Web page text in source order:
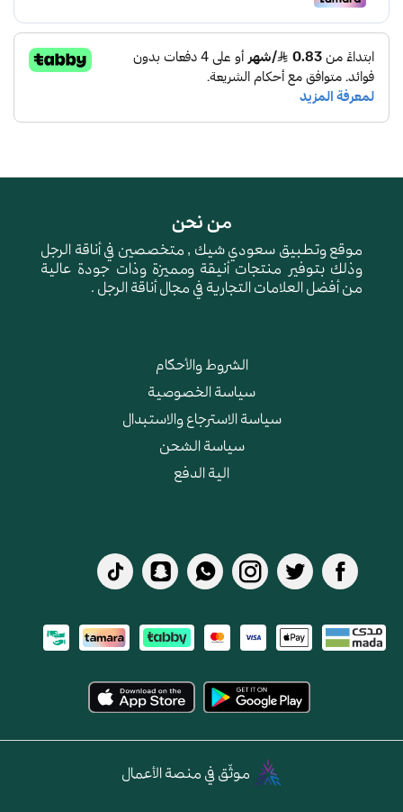
من نحن
موقع وتطبيق سعودي شيك , متخصصين في أناقة الرجل
وذلك بتوفير منتجات أنيقة ومميزة وذات جودة عالية
من أفضل العلامات التجارية في مجال أناقة الرجل .
الشروط والأحكام
سياسة الخصوصية
سياسة الاسترجاع والاستبدال
سياسة الشحن
الية الدفع
موثّق في منصة الأعمال